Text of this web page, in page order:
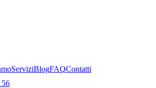
ServiziBlogFAQContatti